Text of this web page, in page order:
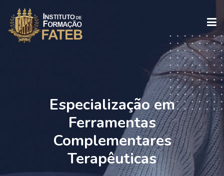
INSTITUCIONALEspecialização em
Ferramentas
Complementares
Terapêuticas